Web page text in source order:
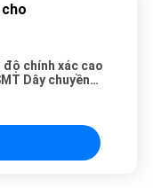
độ chính xác cao
Dây chuyền